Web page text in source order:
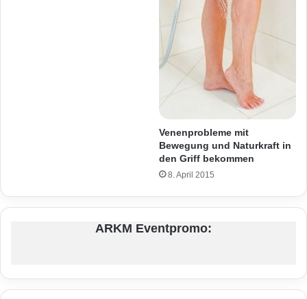
Venenprobleme mit
Bewegung und Naturkraft in
den Griff bekommen
8. April 2015
ARKM Eventpromo: